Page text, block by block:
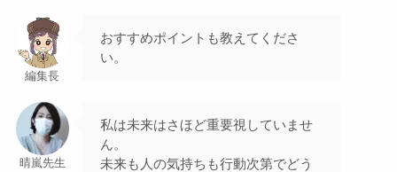
編集長
おすすめポイントも教えてくださ
い。
晴嵐先生
私は未来はさほど重要視していませ
ん。
未来も人の気持ちも行動次第でどう